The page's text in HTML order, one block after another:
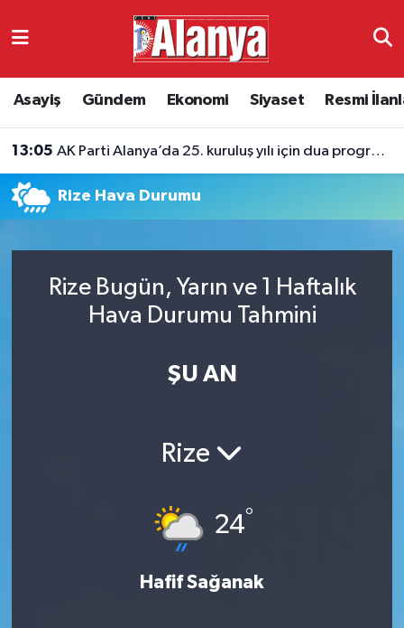
Asayiş Gündem Ekonomi Siyaset Resmi
13:05 AK Parti Alanya’da 25. kuruluş yılı için dua programı
Rize Hava Durumu
Rize Bugün, Yarın ve 1 Haftalık
Hava Durumu Tahmini
ŞU AN
Rize
24°
Hafif Sağanak
Ekonomi
Siyaset
Resmi İlanlar
Alanyaspor
Antalya Namaz Vakitleri
Antalya Trafik Yoğunluk Haritası
Süper Lig Puan Durumu ve Fikstür
Tüm Manşetler